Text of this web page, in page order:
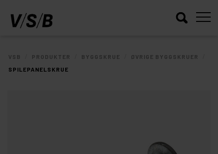
VSB PRODUKTER BYGGSKRUE ØVRIGE BYGGSKRUER
SPILEPANELSKRUE